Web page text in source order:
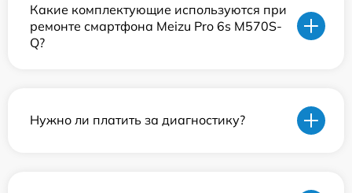
Какие комплектующие используются при
ремонте смартфона Meizu Pro 6s M570S-
Q?
Нужно ли платить за диагностику?